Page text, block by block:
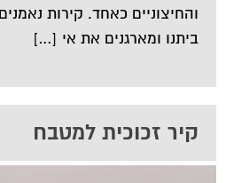
והחיצוניים כאחד. קירות
ביתנו ומארגנים את אי […]
קיר זכוכית למטבח